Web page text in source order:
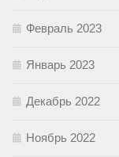
Февраль 2023
Январь 2023
Декабрь 2022
Ноябрь 2022